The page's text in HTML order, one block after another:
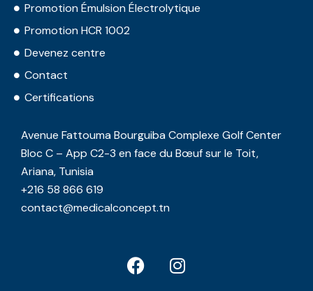
Promotion Émulsion Électrolytique
Promotion HCR 1002
Devenez centre
Contact
Certifications
Avenue Fattouma Bourguiba Complexe Golf Center
Bloc C – App C2-3 en face du Bœuf sur le Toit,
Ariana, Tunisia
+216 58 866 619
contact@medicalconcept.tn